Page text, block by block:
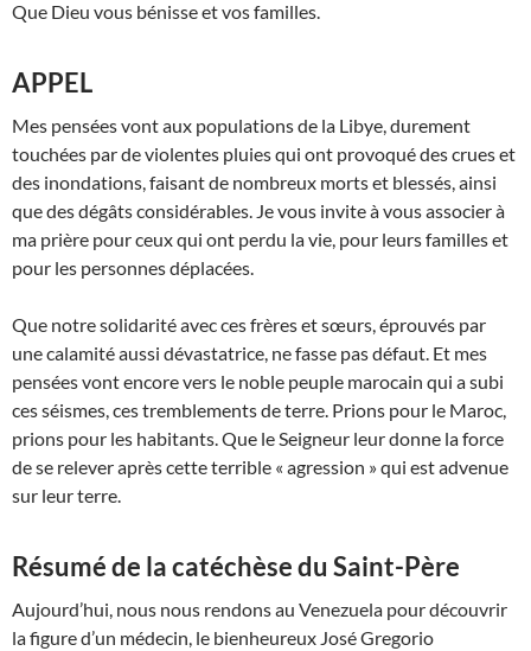
Que Dieu vous bénisse et vos familles.
APPEL
Mes pensées vont aux populations de la Libye, durement
touchées par de violentes pluies qui ont provoqué des crues et
des inondations, faisant de nombreux morts et blessés, ainsi
que des dégâts considérables. Je vous invite à vous associer à
ma prière pour ceux qui ont perdu la vie, pour leurs familles et
pour les personnes déplacées.
Que notre solidarité avec ces frères et sœurs, éprouvés par
une calamité aussi dévastatrice, ne fasse pas défaut. Et mes
pensées vont encore vers le noble peuple marocain qui a subi
ces séismes, ces tremblements de terre. Prions pour le Maroc,
prions pour les habitants. Que le Seigneur leur donne la force
de se relever après cette terrible « agression » qui est advenue
sur leur terre.
Résumé de la catéchèse du Saint-Père
Aujourd’hui, nous nous rendons au Venezuela pour découvrir
la figure d’un médecin, le bienheureux José Gregorio